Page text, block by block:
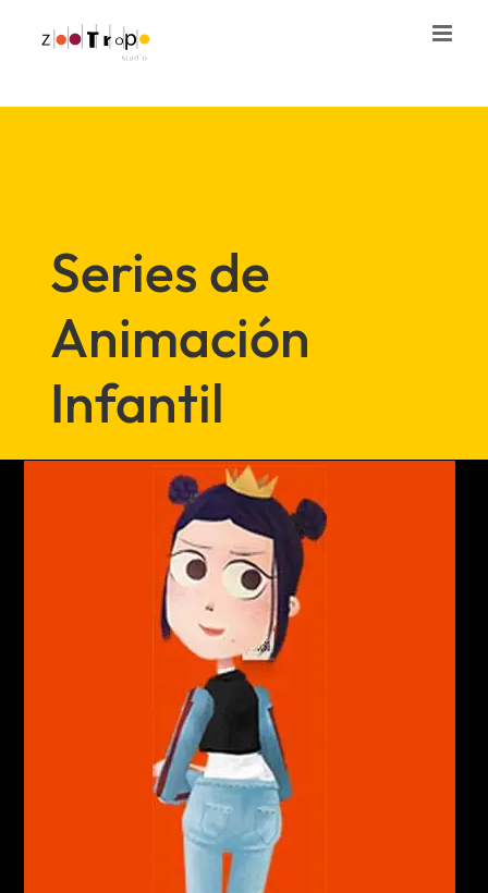
Series de
Animación
Infantil